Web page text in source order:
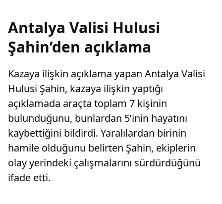
Antalya Valisi Hulusi
Şahin’den açıklama
Kazaya ilişkin açıklama yapan Antalya Valisi
Hulusi Şahin, kazaya ilişkin yaptığı
açıklamada araçta toplam 7 kişinin
bulunduğunu, bunlardan 5’inin hayatını
kaybettiğini bildirdi. Yaralılardan birinin
hamile olduğunu belirten Şahin, ekiplerin
olay yerindeki çalışmalarını sürdürdüğünü
ifade etti.